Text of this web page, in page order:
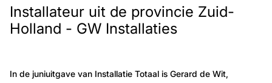
Installateur uit de provincie Zuid-
Holland - GW Installaties
In de juniuitgave van Installatie Totaal is Gerard de Wit,